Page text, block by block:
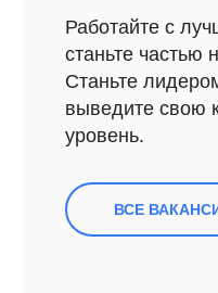
Работайте с
станьте частью
Станьте
выведите свою
уровень.
ВСЕ